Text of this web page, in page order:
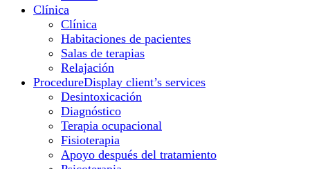
Clínica
Clínica
Habitaciones de pacientes
Salas de terapias
Relajación
ProcedureDisplay client’s services
Desintoxicación
Diagnóstico
Terapia ocupacional
Fisioterapia
Apoyo después del tratamiento